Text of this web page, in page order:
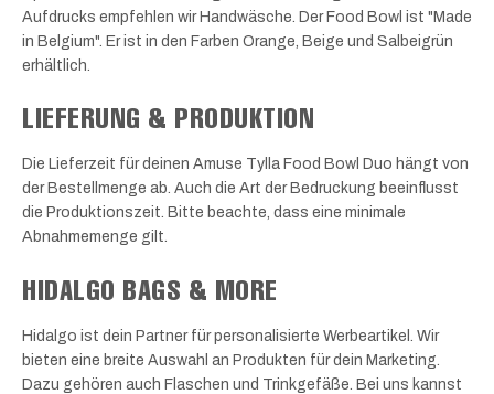
Aufdrucks empfehlen wir Handwäsche. Der Food Bowl ist "Made
in Belgium". Er ist in den Farben Orange, Beige und Salbeigrün
erhältlich.
LIEFERUNG & PRODUKTION
Die Lieferzeit für deinen Amuse Tylla Food Bowl Duo hängt von
der Bestellmenge ab. Auch die Art der Bedruckung beeinflusst
die Produktionszeit. Bitte beachte, dass eine minimale
Abnahmemenge gilt.
HIDALGO BAGS & MORE
Hidalgo ist dein Partner für personalisierte Werbeartikel. Wir
bieten eine breite Auswahl an Produkten für dein Marketing.
Dazu gehören auch Flaschen und Trinkgefäße. Bei uns kannst